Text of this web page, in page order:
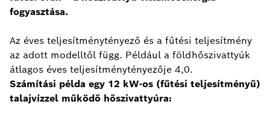
fogyasztása.
Az éves teljesítménytényező és a fűtési teljesítmény
az adott modelltől függ. Például a földhőszivattyúk
átlagos éves teljesítménytényezője 4,0.
Számítási példa egy 12 kW-os (fűtési teljesítményű)
talajvízzel működő hőszivattyúra: